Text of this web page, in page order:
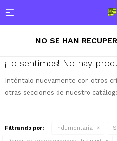

NO SE HAN
¡Lo sentimos! No hay
Inténtalo nuevamente con otros
otras secciones de nuestro
Filtrando por: Indumentaria